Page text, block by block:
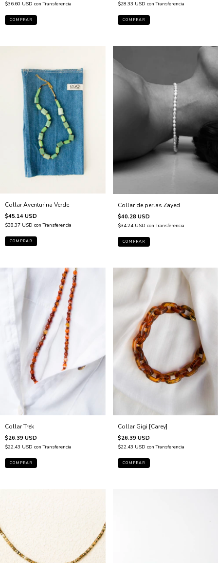
$36.60 USD con Transferencia $28.33 USD con Transferencia
Collar Aventurina Verde
$45.14 USD
$38.37 USD con Transferencia
Collar de perlas Zayed
$40.28 USD
$34.24 USD con Transferencia
Collar Trek
$26.39 USD
$22.43 USD con Transferencia
Collar Gigi [Carey]
$26.39 USD
$22.43 USD con Transferencia